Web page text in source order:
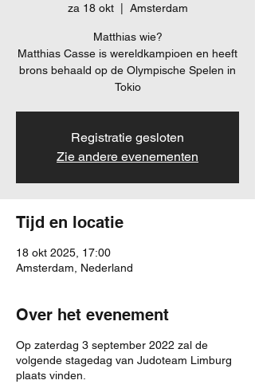
za 18 okt
  |
Amsterdam
Matthias wie?
Matthias Casse is wereldkampioen en heeft
brons behaald op de Olympische Spelen in
Tokio
Registratie gesloten
Zie andere evenementen
Tijd en locatie
18 okt 2025, 17:00
Amsterdam, Nederland
Over het evenement
Op zaterdag 3 september 2022 zal de
volgende stagedag van Judoteam Limburg
plaats vinden.